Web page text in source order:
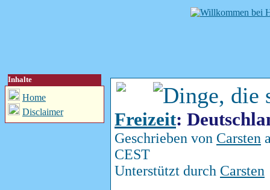
Inhalte
Home
Disclaimer
Freizeit:
Geschrieben von Carsten
CEST
Unterstützt durch Carsten